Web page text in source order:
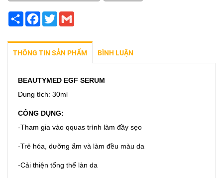
Share Facebook
Twitter
THÔNG TIN SẢN PHẨM BÌNH LUẬN
BEAUTYMED EGF SERUM
Dung tích: 30ml
CÔNG DỤNG:
-Tham gia vào qquas trình làm đầy sẹo
-Trẻ hóa, dưỡng ẩm và làm đều màu da
-Cải thiện tổng thể làn da